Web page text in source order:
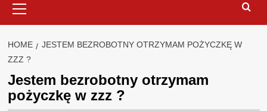
Menu
HOME
JESTEM BEZROBOTNY OTRZYMAM POŻYCZKĘ W
ZZZ ?
Jestem bezrobotny otrzymam
pożyczkę w zzz ?